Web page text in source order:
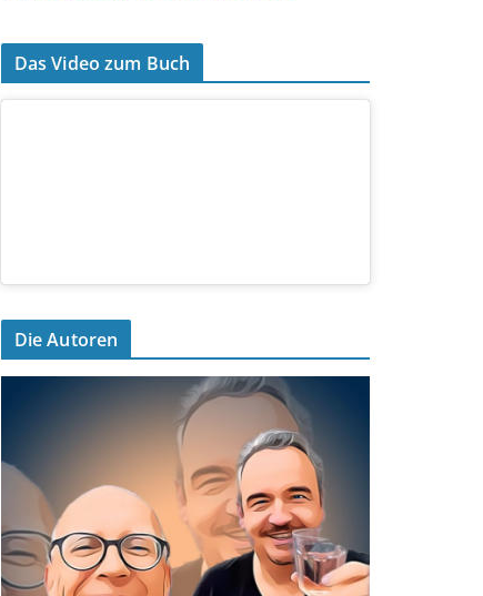
Das Video zum Buch
Die Autoren